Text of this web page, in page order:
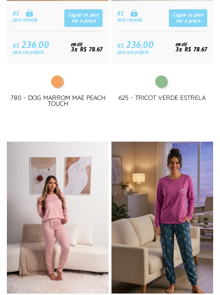
R$
para revenda
Logue-se para
ver o preço
R$236,00
para uso próprio
em até
3x R$ 78,67
780 - DOG MARROM MAE PEACH
TOUCH
R$
para revenda
Logue-se para
ver o preço
R$236,00
para uso próprio
em até
3x R$ 78,67
625 - TRICOT VERDE ESTRELA